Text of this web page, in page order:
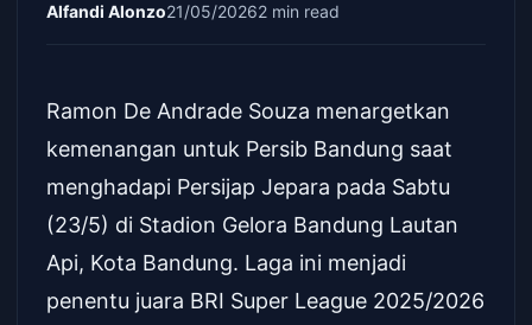
Alfandi Alonzo21/05/20262 min read
Ramon De Andrade Souza menargetkan
kemenangan untuk Persib Bandung saat
menghadapi Persijap Jepara pada Sabtu
(23/5) di Stadion Gelora Bandung Lautan
Api, Kota Bandung. Laga ini menjadi
penentu juara BRI Super League 2025/2026